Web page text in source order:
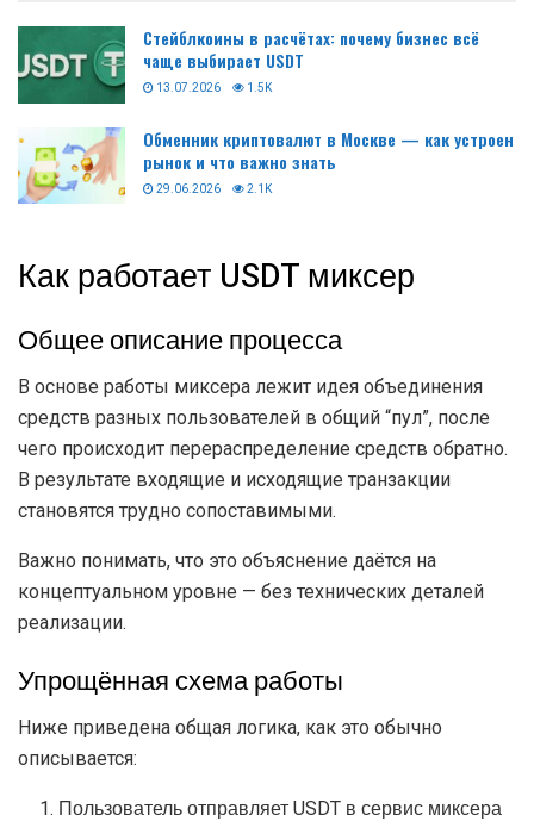
Стейблкоины в расчётах: почему бизнес всё
чаще выбирает USDT
13.07.2026 1.5K
Обменник криптовалют в Москве — как устроен
рынок и что важно знать
29.06.2026 2.1K
Как работает USDT миксер
Общее описание процесса
В основе работы миксера лежит идея объединения
средств разных пользователей в общий “пул”, после
чего происходит перераспределение средств обратно.
В результате входящие и исходящие транзакции
становятся трудно сопоставимыми.
Важно понимать, что это объяснение даётся на
концептуальном уровне — без технических деталей
реализации.
Упрощённая схема работы
Ниже приведена общая логика, как это обычно
описывается:
Пользователь отправляет USDT в сервис миксера